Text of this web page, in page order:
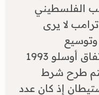
الفلسطيني
لا يرى
جغرافيتها، لافتًا إلى أنَّ اتفاق أوسلو 1993
يتم طرح شرط
إذ كان عدد